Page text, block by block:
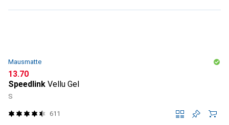
Mausmatte
CHF
13.70
Speedlink Vellu Gel
S
611